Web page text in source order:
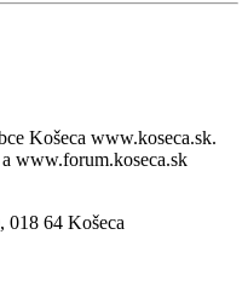
Košeca www.koseca.sk.
www.forum.koseca.sk
018 64 Košeca